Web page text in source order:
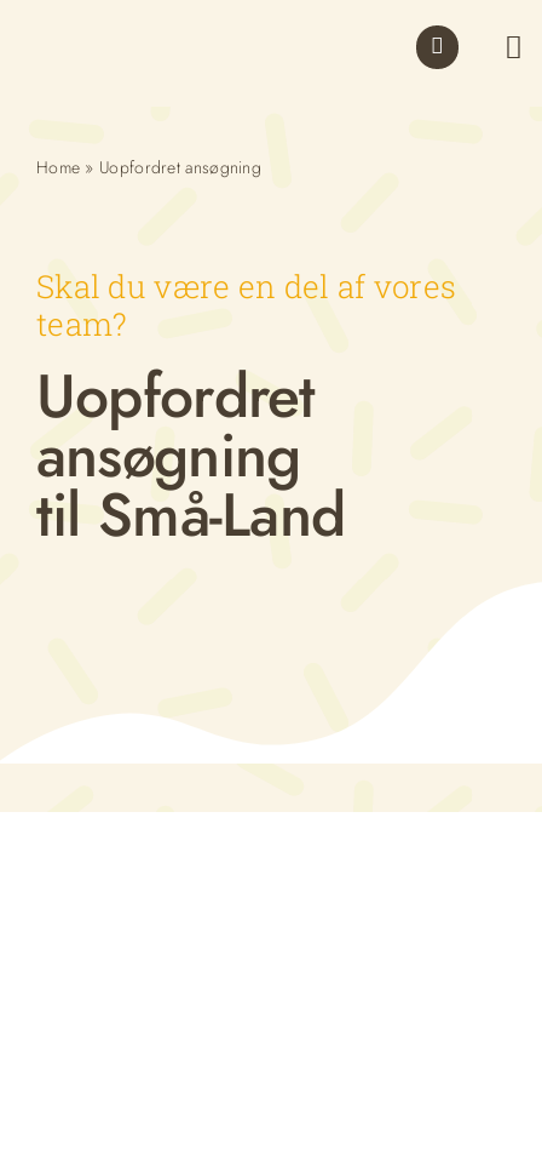
Home » Uopfordret ansøgning
Skal du være en del af vores
team?
Uopfordret
ansøgning
til Små-Land